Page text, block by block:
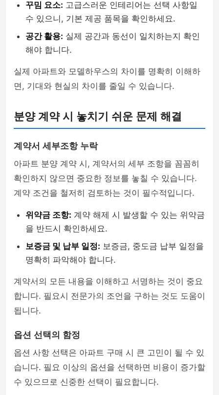
꾸밈 요소: 고급스러운 인테리어는 선택 사항일
수 있으니, 기본 제공 품목을 확인하세요.
공간 활용: 실제 공간과 동선이 일치하는지 확인
해야 합니다.
실제 아파트와 모델하우스의 차이를 명확히 이해하
면, 기대와 현실의 차이를 줄일 수 있습니다.
분양 계약 시 놓치기 쉬운 문제 해결
계약서 세부조항 누락
아파트 분양 계약 시, 계약서의 세부 조항을 꼼꼼히
확인하지 않으면 중요한 정보를 놓칠 수 있습니다.
계약 조건을 철저히 검토하는 것이 필수적입니다.
위약금 조항: 계약 해제 시 발생할 수 있는 위약금
을 반드시 확인하세요.
보증금 및 납부 일정: 보증금, 중도금 납부 일정을
명확히 파악해야 합니다.
계약서의 모든 내용을 이해하고 서명하는 것이 중요
합니다. 필요시 전문가의 조언을 구하는 것도 도움이
됩니다.
옵션 선택의 함정
옵션 사항 선택은 아파트 구매 시 큰 고민이 될 수 있
습니다. 필요 이상의 옵션을 선택하면 비용이 증가할
수 있으므로 신중한 선택이 필요합니다.